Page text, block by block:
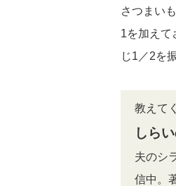
さつまい
1を加えて
じ1／2を
教えて
しら
夫のシ
信中。